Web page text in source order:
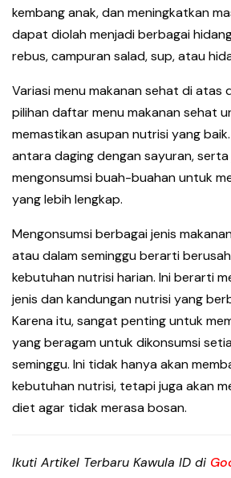
kembang anak, dan meningkatkan
dapat diolah menjadi berbagai
rebus, campuran salad, sup, atau
Variasi menu makanan sehat di atas
pilihan daftar menu makanan sehat
memastikan asupan nutrisi yang
antara daging dengan sayuran,
mengonsumsi buah-buahan untuk
yang lebih lengkap.
Mengonsumsi berbagai jenis
atau dalam seminggu berarti
kebutuhan nutrisi harian. Ini berarti
jenis dan kandungan nutrisi yang
Karena itu, sangat penting untuk
yang beragam untuk dikonsumsi
seminggu. Ini tidak hanya akan
kebutuhan nutrisi, tetapi juga akan
diet agar tidak merasa bosan.
Ikuti Artikel Terbaru Kawula ID di